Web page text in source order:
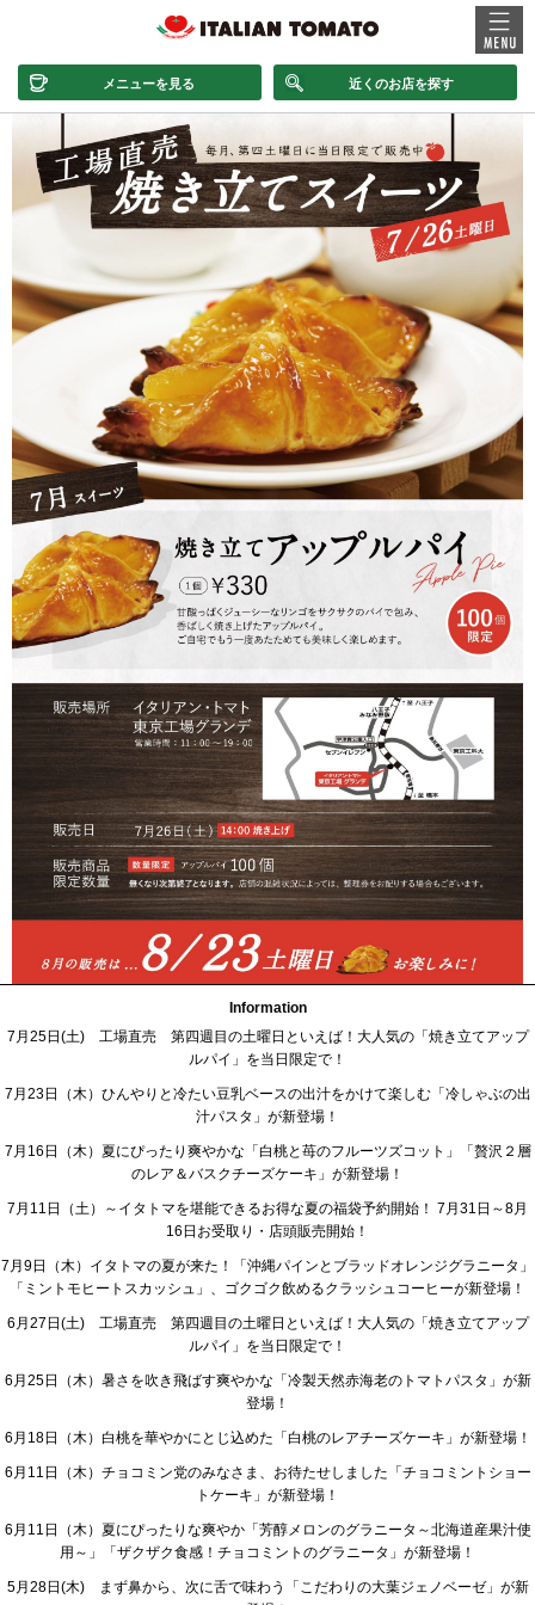
メニューを見る 近くのお店を探す
Information
7月25日(土) 工場直売 第四週目の土曜日といえば！大人気の「焼き立てアップ
ルパイ」を当日限定で！
7月23日（木）ひんやりと冷たい豆乳ベースの出汁をかけて楽しむ「冷しゃぶの出
汁パスタ」が新登場！
7月16日（木）夏にぴったり爽やかな「白桃と苺のフルーツズコット」「贅沢２層
のレア＆バスクチーズケーキ」が新登場！
7月11日（土）～イタトマを堪能できるお得な夏の福袋予約開始！ 7月31日～8月
16日お受取り・店頭販売開始！
7月9日（木）イタトマの夏が来た！「沖縄パインとブラッドオレンジグラニータ」
「ミントモヒートスカッシュ」、ゴクゴク飲めるクラッシュコーヒーが新登場！
6月27日(土) 工場直売 第四週目の土曜日といえば！大人気の「焼き立てアップ
ルパイ」を当日限定で！
6月25日（木）暑さを吹き飛ばす爽やかな「冷製天然赤海老のトマトパスタ」が新
登場！
6月18日（木）白桃を華やかにとじ込めた「白桃のレアチーズケーキ」が新登場！
6月11日（木）チョコミン党のみなさま、お待たせしました「チョコミントショー
トケーキ」が新登場！
6月11日（木）夏にぴったりな爽やか「芳醇メロンのグラニータ～北海道産果汁使
用～」「ザクザク食感！チョコミントのグラニータ」が新登場！
5月28日(木) まず鼻から、次に舌で味わう「こだわりの大葉ジェノベーゼ」が新